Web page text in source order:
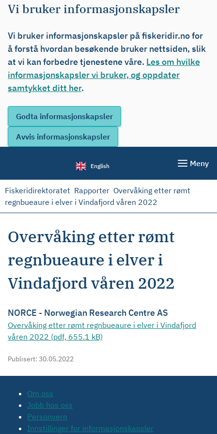
Vi bruker informasjonskapsler
Vi bruker informasjonskapsler på fiskeridir.no for
å forstå hvordan besøkende bruker nettsiden, slik
at vi kan forbedre tjenestene våre. Les om hvilke
informasjonskapsler vi bruker, og oppdater
samtykket ditt her.
English Meny
Fiskeridirektoratet Rapporter Overvåking etter rømt
regnbueaure i elver i Vindafjord våren 2022
Overvåking etter rømt
regnbueaure i elver i
Vindafjord våren 2022
NORCE - Norwegian Research Centre AS
Overvåking etter rømt regnbueaure i elver i Vindafjord
våren 2022 (pdf, 655.1 kB)
Publisert: 30.05.2022
Om oss
Jobb hos oss
Personvern
Innstillinger for informasjonskapsler